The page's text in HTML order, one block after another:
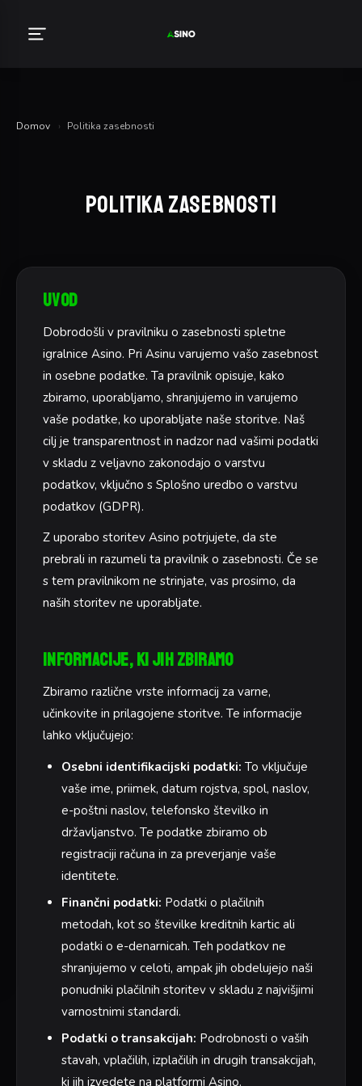
Domov › Politika zasebnosti
Politika zasebnosti
Uvod
Dobrodošli v pravilniku o zasebnosti spletne
igralnice Asino. Pri Asinu varujemo vašo zasebnost
in osebne podatke. Ta pravilnik opisuje, kako
zbiramo, uporabljamo, shranjujemo in varujemo
vaše podatke, ko uporabljate naše storitve. Naš
cilj je transparentnost in nadzor nad vašimi podatki
v skladu z veljavno zakonodajo o varstvu
podatkov, vključno s Splošno uredbo o varstvu
podatkov (GDPR).
Z uporabo storitev Asino potrjujete, da ste
prebrali in razumeli ta pravilnik o zasebnosti. Če se
s tem pravilnikom ne strinjate, vas prosimo, da
naših storitev ne uporabljate.
Informacije, ki jih zbiramo
Zbiramo različne vrste informacij za varne,
učinkovite in prilagojene storitve. Te informacije
lahko vključujejo:
Osebni identifikacijski podatki: To vključuje
vaše ime, priimek, datum rojstva, spol, naslov,
e-poštni naslov, telefonsko številko in
državljanstvo. Te podatke zbiramo ob
registraciji računa in za preverjanje vaše
identitete.
Finančni podatki: Podatki o plačilnih
metodah, kot so številke kreditnih kartic ali
podatki o e-denarnicah. Teh podatkov ne
shranjujemo v celoti, ampak jih obdelujejo naši
ponudniki plačilnih storitev v skladu z najvišjimi
varnostnimi standardi.
Podatki o transakcijah: Podrobnosti o vaših
stavah, vplačilih, izplačilih in drugih transakcijah,
ki jih izvedete na platformi Asino.